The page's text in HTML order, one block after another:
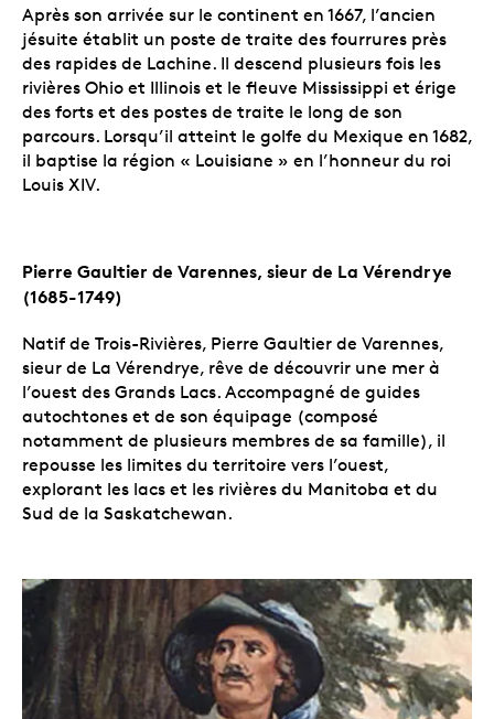
Après son arrivée sur le continent en 1667, l’ancien
jésuite établit un poste de traite des fourrures près
des rapides de Lachine. Il descend plusieurs fois les
rivières Ohio et Illinois et le fleuve Mississippi et érige
des forts et des postes de traite le long de son
parcours. Lorsqu’il atteint le golfe du Mexique en 1682,
il baptise la région « Louisiane » en l’honneur du roi
Louis XIV.
Pierre Gaultier de Varennes, sieur de La Vérendrye
(1685-1749)
Natif de Trois-Rivières, Pierre Gaultier de Varennes,
sieur de La Vérendrye, rêve de découvrir une mer à
l’ouest des Grands Lacs. Accompagné de guides
autochtones et de son équipage (composé
notamment de plusieurs membres de sa famille), il
repousse les limites du territoire vers l’ouest,
explorant les lacs et les rivières du Manitoba et du
Sud de la Saskatchewan.